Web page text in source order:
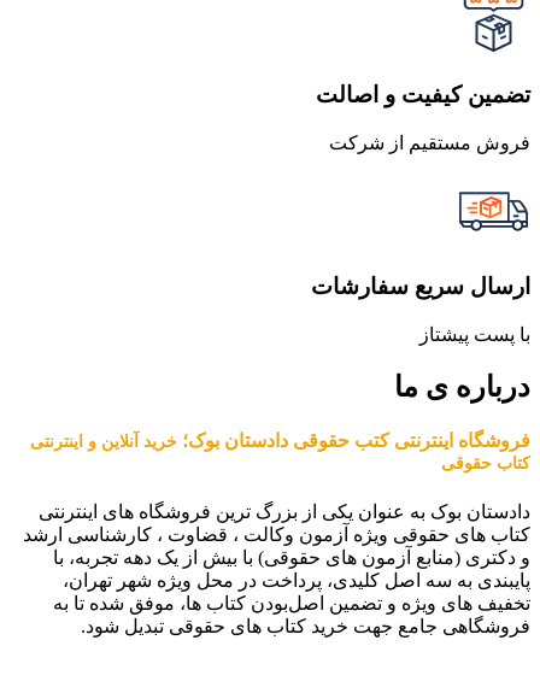
تضمین کیفیت و اصالت
فروش مستقیم از شرکت
ارسال سریع سفارشات
با پست پیشتاز
درباره ی ما
فروشگاه اینترنتی کتب حقوقی دادستان بوک؛ خرید آنلاین و اینترنتی
کتاب حقوقی
دادستان بوک به عنوان یکی از بزرگ ترین فروشگاه های اینترنتی
کتاب های حقوقی ویژه آزمون وکالت ، قضاوت ، کارشناسی ارشد
و دکتری (منابع آزمون های حقوقی) با بیش از یک دهه تجربه، با
پایبندی به سه اصل کلیدی، پرداخت در محل ویژه شهر تهران،
تخفیف های ویژه و تضمین اصل‌بودن کتاب ها، موفق شده تا به
فروشگاهی جامع جهت خرید کتاب های حقوقی تبدیل شود.